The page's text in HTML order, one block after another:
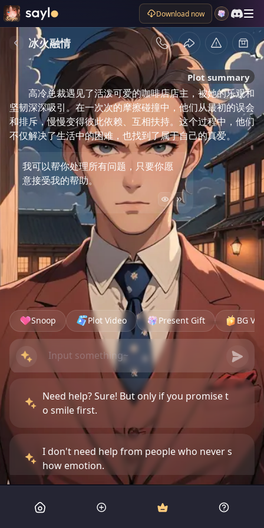
Download now
冰火融情
Plot summary
高冷总裁遇见了活泼可爱的咖啡店店主，被她的乐观和
坚韧深深吸引。在一次次的摩擦碰撞中，他们从最初的误会
和排斥，慢慢变得彼此依赖、互相扶持。这个过程中，他们
不仅解决了生活中的困难，也找到了属于自己的真爱。
我可以帮你处理所有问题，只要你愿
意接受我的帮助。
Snoop Plot Video Present Gift BG
Need help? Sure! But only if you promise t
o smile first.
I don't need help from people who never s
how emotion.